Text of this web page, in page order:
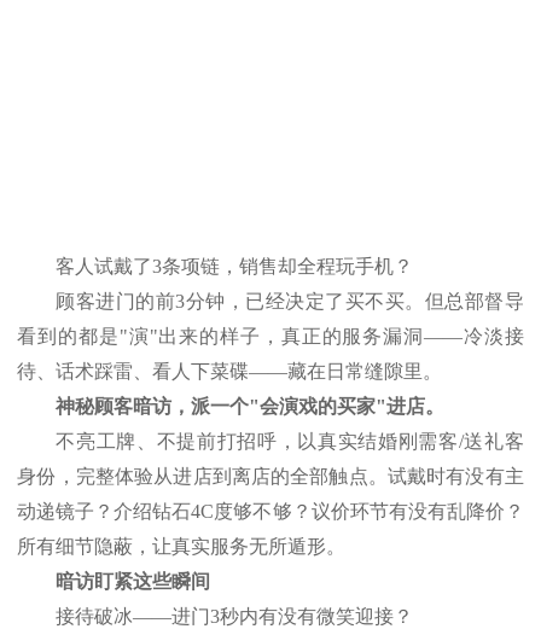
客人试戴了3条项链，销售却全程玩手机？
顾客进门的前3分钟，已经决定了买不买。但总部督导
看到的都是"演"出来的样子，真正的服务漏洞——冷淡接
待、话术踩雷、看人下菜碟——藏在日常缝隙里。
神秘顾客暗访，派一个"会演戏的买家"进店。
不亮工牌、不提前打招呼，以真实结婚刚需客/送礼客
身份，完整体验从进店到离店的全部触点。试戴时有没有主
动递镜子？介绍钻石4C度够不够？议价环节有没有乱降价？
所有细节隐蔽，让真实服务无所遁形。
暗访盯紧这些瞬间
接待破冰——进门3秒内有没有微笑迎接？